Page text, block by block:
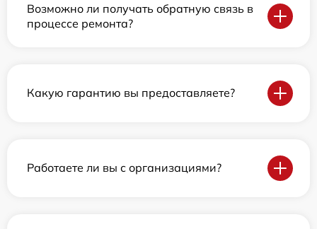
Возможно ли получать обратную связь в
процессе ремонта?
Какую гарантию вы предоставляете?
Работаете ли вы с организациями?